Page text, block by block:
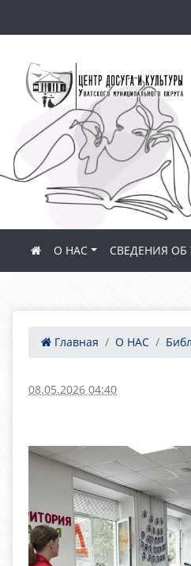
О НАС СВЕДЕНИЯ
Главная О НАС
08.05.2026 04:40